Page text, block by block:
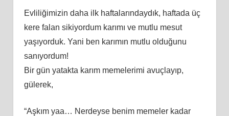
Evliliğimizin daha ilk haftalarındaydık, haftada üç
kere falan sikiyordum karımı ve mutlu mesut
yaşıyorduk. Yani ben karımın mutlu olduğunu
sanıyordum!
Bir gün yatakta karım memelerimi avuçlayıp,
gülerek,
“Aşkım yaa… Nerdeyse benim memeler kadar